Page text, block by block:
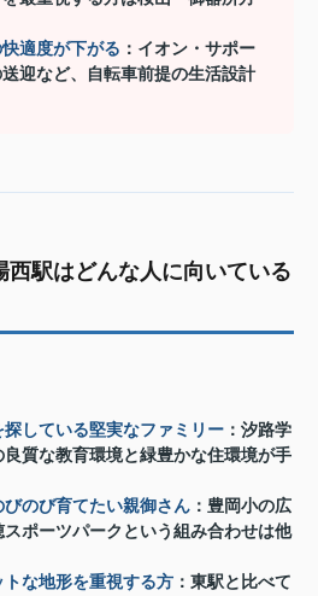
適度が下がる ：イオン・サポー
迎など、自転車前提の生活設計
西駅はどんな人に向いている
探している堅実なファミリー ：汐路学
質な教育環境と緑豊かな住環境が手
のび育てたい親御さん ：豊岡小の広
ポーツパークという組み合わせは他
な地形を重視する方 ：東駅と比べて